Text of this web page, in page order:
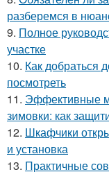
разберемся в
9. Полное
участке
10. Как добраться
посмотреть
11. Эффективные
зимовки: как
12. Шкафчики
и установка
13. Практичные